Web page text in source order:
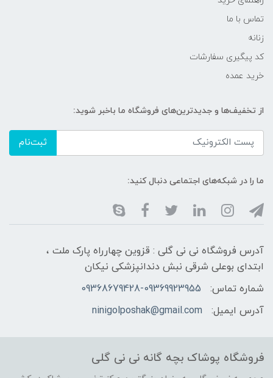
تماس با ما
زنانه
کد پیگیری سفارشات
خرید عمده
از تخفیف‌ها و جدیدترین‌های فروشگاه ما باخبر شوید:
ثبت‌نام
ما را در شبکه‌های اجتماعی دنبال کنید:
آدرس فروشگاه نی نی گلی : قزوین چهارراه پارک ملت ،
ابتدای بوعلی شرقی نبش دندانپزشکی نیکان
شماره تماس:
09368679428-09369923955
آدرس ایمیل:
ninigolposhak@gmail.com
فروشگاه پوشاک بچه گانه نی نی گلی